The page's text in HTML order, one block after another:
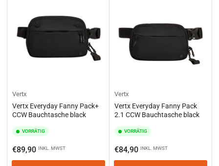
Vertx
Vertx Everyday Fanny Pack+
CCW Bauchtasche black
VORRÄTIG
Normaler
Preis
€89,90 INKL. MWST
Vertx
Vertx Everyday Fanny Pack
2.1 CCW Bauchtasche black
VORRÄTIG
Normaler
Preis
€84,90 INKL. MWST